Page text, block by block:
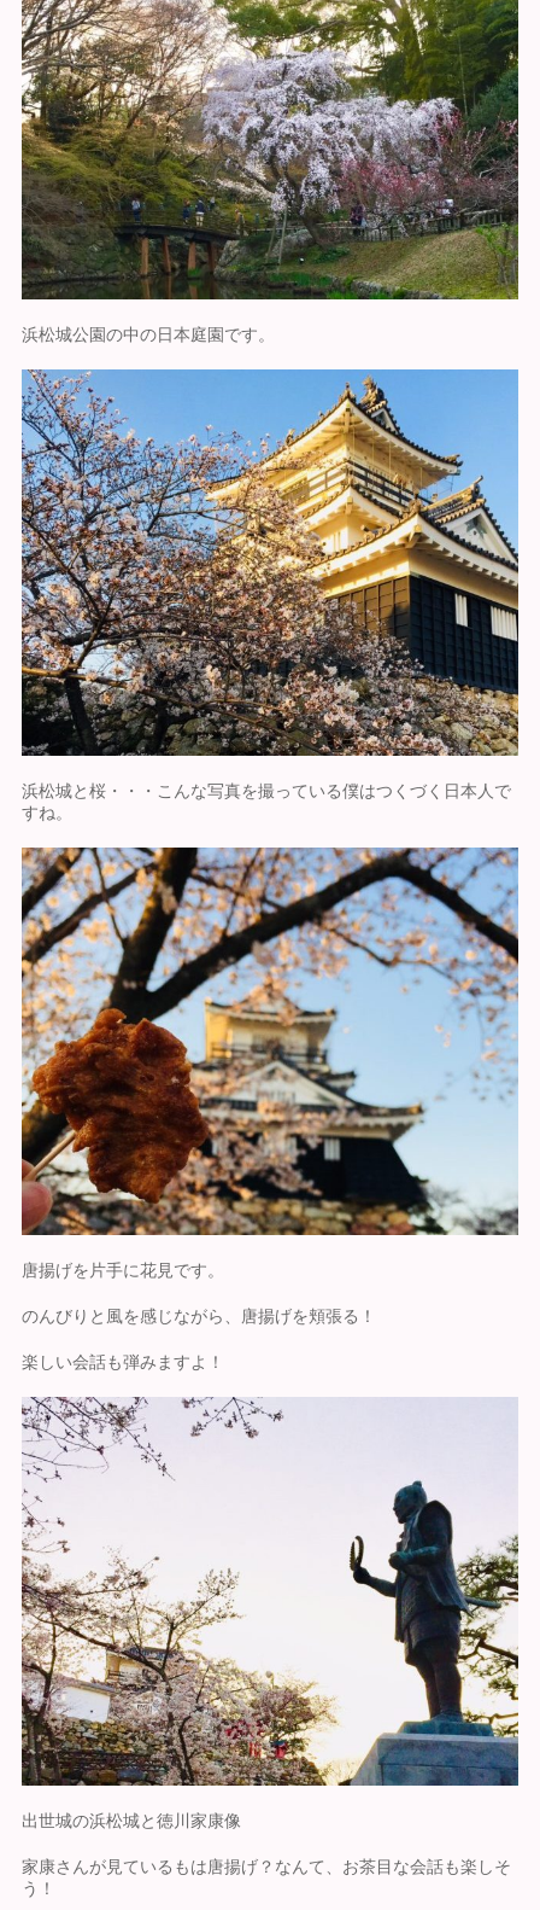
浜松城公園の中の日本庭園です。
浜松城と桜・・・こんな写真を撮っている僕はつくづく日本人で
すね。
唐揚げを片手に花見です。
のんびりと風を感じながら、唐揚げを頬張る！
楽しい会話も弾みますよ！
出世城の浜松城と徳川家康像
家康さんが見ているもは唐揚げ？なんて、お茶目な会話も楽しそ
う！